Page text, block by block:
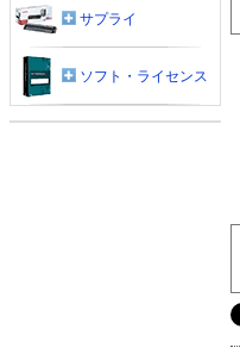
サプライ
ソフト・ライセンス